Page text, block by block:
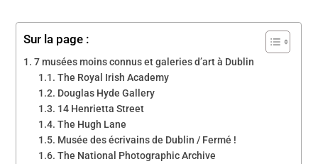
Sur la page :
7 musées moins connus et galeries d’art à Dublin
The Royal Irish Academy
Douglas Hyde Gallery
14 Henrietta Street
The Hugh Lane
Musée des écrivains de Dublin / Fermé !
The National Photographic Archive